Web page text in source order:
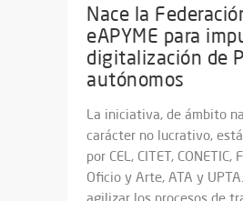
Nace la
eAPYME para
digitalización de
autónomos
La iniciativa, de ámbito
carácter no lucrativo,
por CEL, CITET, CONETIC,
Oficio y Arte, ATA y